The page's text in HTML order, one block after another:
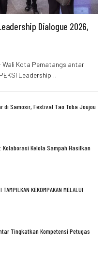
Dialogue 2026,
Wali Kota Pematangsiantar
Leadership…
di Samosir, Festival Tao Toba Joujou
Kolaborasi Kelola Sampah Hasilkan
KEKOMPAKAN MELALUI
Tingkatkan Kompetensi Petugas